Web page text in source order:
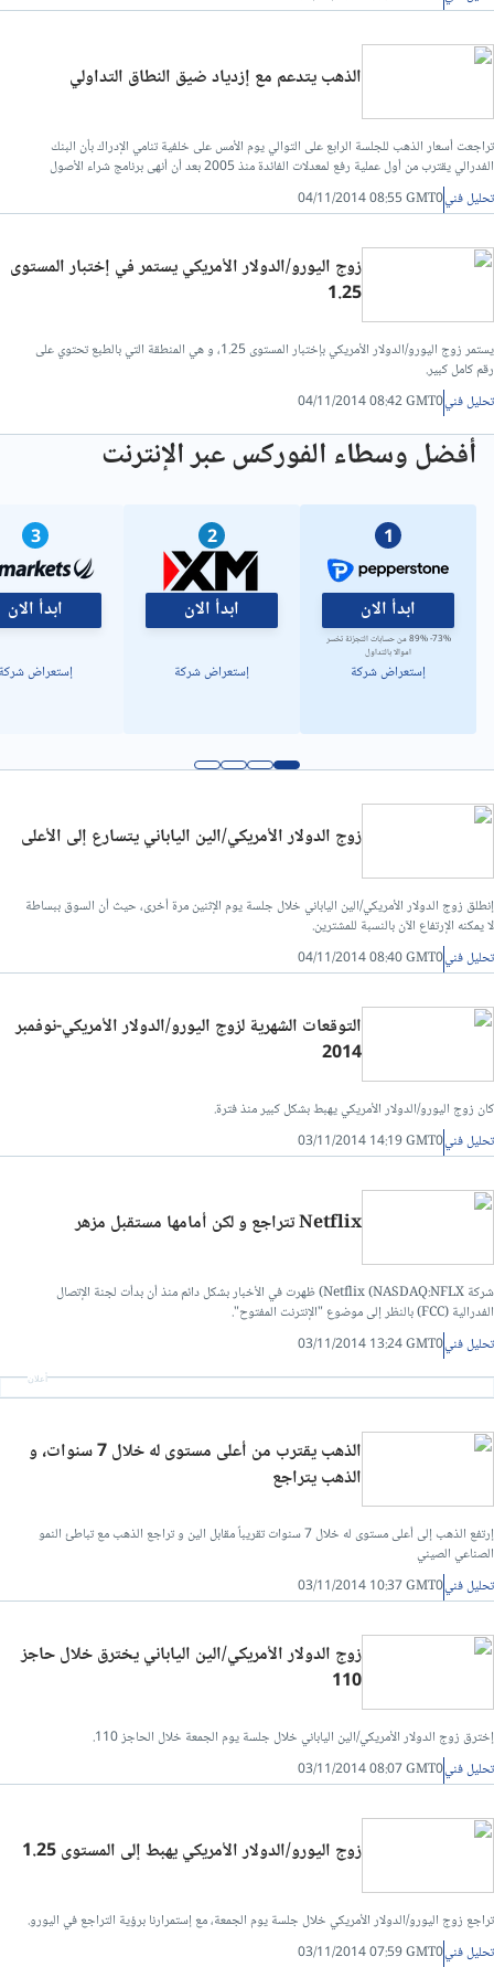
تحليل فني/سعر الدينار الاردني مقابل الجنيه المصرى
تحليل فني/الدولار مقابل الليرة التركية
تحليل فني/الدولار مقابل الريال القطري
تحليل فني/الدرهم الاماراتي مقابل الجنيه المصري
تحليل فني/سعر الدولار مقابل الريال عماني
تحليل فني/سعر الدولار مقابل الشيكل
الذهب يتدعم مع إزدياد ضيق النطاق التداولي
تراجعت أسعار الذهب للجلسة الرابع على التوالي يوم الأمس على خلفية تنامي الإدراك بأن البنك
الفدرالي يقترب من أول عملية رفع لمعدلات الفائدة منذ 2005 بعد أن أنهى برنامج شراء الأصول
الأسبوع الماضي.
تحليل فني04/11/2014 08:55 GMT0
زوج اليورو/الدولار الأمريكي يستمر في إختبار المستوى
1.25
يستمر زوج اليورو/الدولار الأمريكي بإختبار المستوى 1.25، و هي المنطقة التي بالطبع تحتوي على
رقم كامل كبير.
تحليل فني04/11/2014 08:42 GMT0
أفضل وسطاء الفوركس عبر الإنترنت
1
ابدأ الان
73%- 89% من حسابات التجزئة تخسر
اموالا بالتداول
إستعراض شركة
2
ابدأ الان
إستعراض شركة
3
ابدأ الان
إستعراض
زوج الدولار الأمريكي/الين الياباني يتسارع إلى الأعلى
إنطلق زوج الدولار الأمريكي/الين الياباني خلال جلسة يوم الإثنين مرة أخرى، حيث أن السوق ببساطة
لا يمكنه الإرتفاع الآن بالنسبة للمشترين.
تحليل فني04/11/2014 08:40 GMT0
التوقعات الشهرية لزوج اليورو/الدولار الأمريكي-نوفمبر
2014
كان زوج اليورو/الدولار الأمريكي يهبط بشكل كبير منذ فترة.
تحليل فني03/11/2014 14:19 GMT0
Netflix تتراجع و لكن أمامها مستقبل مزهر
شركة Netflix (NASDAQ:NFLX) ظهرت في الأخبار بشكل دائم منذ أن بدأت لجنة الإتصال
الفدرالية (FCC) بالنظر إلى موضوع "الإنترنت المفتوح".
تحليل فني03/11/2014 13:24 GMT0
أعلان
الذهب يقترب من أعلى مستوى له خلال 7 سنوات، و
الذهب يتراجع
إرتفع الذهب إلى أعلى مستوى له خلال 7 سنوات تقريباً مقابل الين و تراجع الذهب مع تباطئ النمو
الصناعي الصيني
تحليل فني03/11/2014 10:37 GMT0
زوج الدولار الأمريكي/الين الياباني يخترق خلال حاجز
110
إخترق زوج الدولار الأمريكي/الين الياباني خلال جلسة يوم الجمعة خلال الحاجز 110.
تحليل فني03/11/2014 08:07 GMT0
زوج اليورو/الدولار الأمريكي يهبط إلى المستوى 1.25
تراجع زوج اليورو/الدولار الأمريكي خلال جلسة يوم الجمعة، مع إستمرارنا برؤية التراجع في اليورو.
تحليل فني03/11/2014 07:59 GMT0